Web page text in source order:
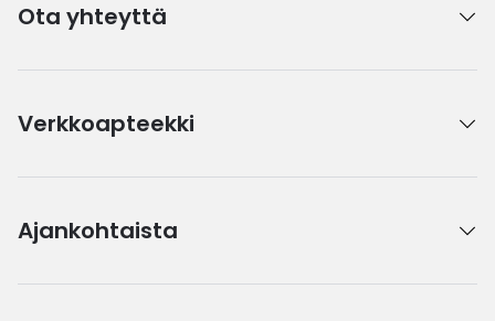
Ota yhteyttä
Verkkoapteekki
Ajankohtaista